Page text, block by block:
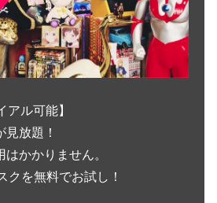
アル可能】
放題！
かかりません。
クを無料でお試し！